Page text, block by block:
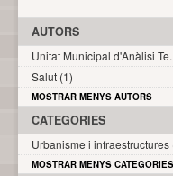
AUTORS
Unitat Municipal d'Anàlisi
Salut (1)
MOSTRAR MENYS AUTORS
CATEGORIES
Urbanisme i infraestructures
MOSTRAR MENYS CATEGORIES